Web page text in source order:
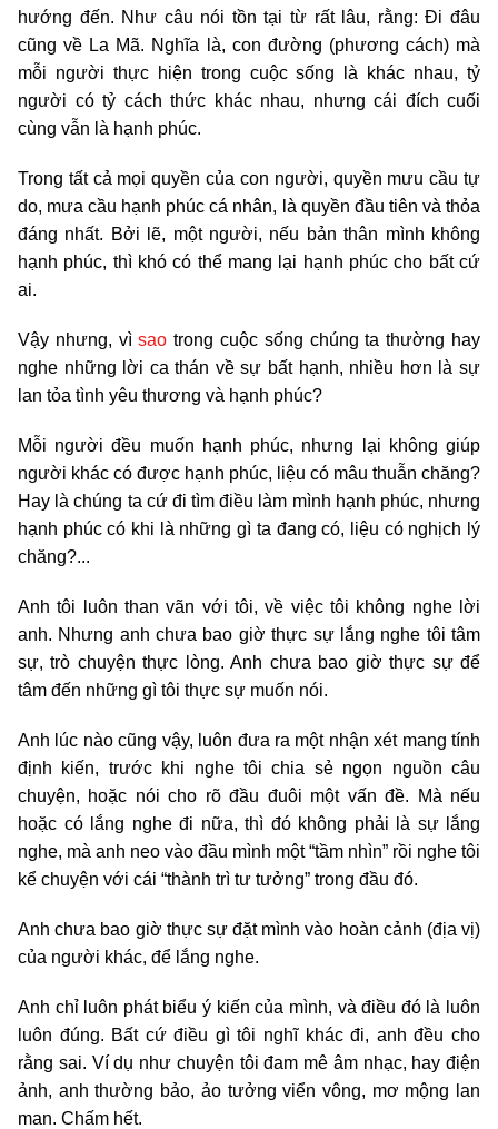
hướng đến. Như câu nói tồn tại từ rất lâu, rằng: Đi đâu
cũng về La Mã. Nghĩa là, con đường (phương cách) mà
mỗi người thực hiện trong cuộc sống là khác nhau, tỷ
người có tỷ cách thức khác nhau, nhưng cái đích cuối
cùng vẫn là hạnh phúc.
Trong tất cả mọi quyền của con người, quyền mưu cầu tự
do, mưa cầu hạnh phúc cá nhân, là quyền đầu tiên và thỏa
đáng nhất. Bởi lẽ, một người, nếu bản thân mình không
hạnh phúc, thì khó có thể mang lại hạnh phúc cho bất cứ
ai.
Vậy nhưng, vìsao trong cuộc sống chúng ta thường hay
nghe những lời ca thán về sự bất hạnh, nhiều hơn là sự
lan tỏa tình yêu thương và hạnh phúc?
Mỗi người đều muốn hạnh phúc, nhưng lại không giúp
người khác có được hạnh phúc, liệu có mâu thuẫn chăng?
Hay là chúng ta cứ đi tìm điều làm mình hạnh phúc, nhưng
hạnh phúc có khi là những gì ta đang có, liệu có nghịch lý
chăng?...
Anh tôi luôn than vãn với tôi, về việc tôi không nghe lời
anh. Nhưng anh chưa bao giờ thực sự lắng nghe tôi tâm
sự, trò chuyện thực lòng. Anh chưa bao giờ thực sự để
tâm đến những gì tôi thực sự muốn nói.
Anh lúc nào cũng vậy, luôn đưa ra một nhận xét mang tính
định kiến, trước khi nghe tôi chia sẻ ngọn nguồn câu
chuyện, hoặc nói cho rõ đầu đuôi một vấn đề. Mà nếu
hoặc có lắng nghe đi nữa, thì đó không phải là sự lắng
nghe, mà anh neo vào đầu mình một “tầm nhìn” rồi nghe tôi
kể chuyện với cái “thành trì tư tưởng” trong đầu đó.
Anh chưa bao giờ thực sự đặt mình vào hoàn cảnh (địa vị)
của người khác, để lắng nghe.
Anh chỉ luôn phát biểu ý kiến của mình, và điều đó là luôn
luôn đúng. Bất cứ điều gì tôi nghĩ khác đi, anh đều cho
rằng sai. Ví dụ như chuyện tôi đam mê âm nhạc, hay điện
ảnh, anh thường bảo, ảo tưởng viển vông, mơ mộng lan
man. Chấm hết.